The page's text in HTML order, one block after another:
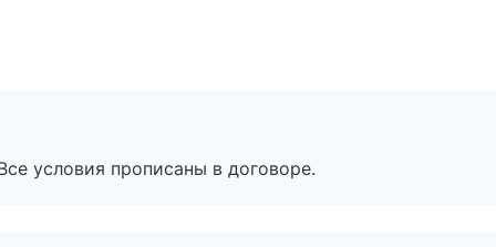
условия прописаны в договоре.